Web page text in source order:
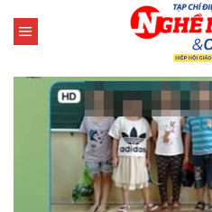
qua
dung